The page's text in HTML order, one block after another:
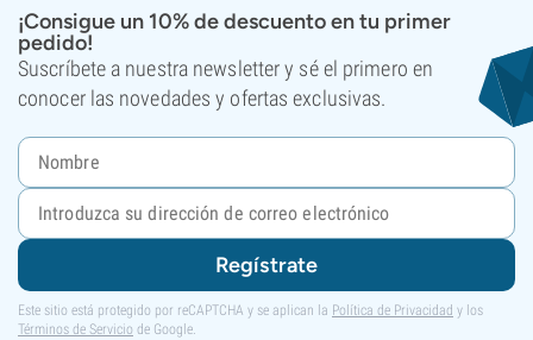
¡Consigue un 10% de descuento en tu primer
pedido!
Suscríbete a nuestra newsletter y sé el primero en
conocer las novedades y ofertas exclusivas.
Regístrate
Este sitio está protegido por reCAPTCHA y se aplican la Política de Privacidad y los
Términos de Servicio de Google.